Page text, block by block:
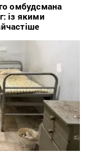
омбудсмана
із якими